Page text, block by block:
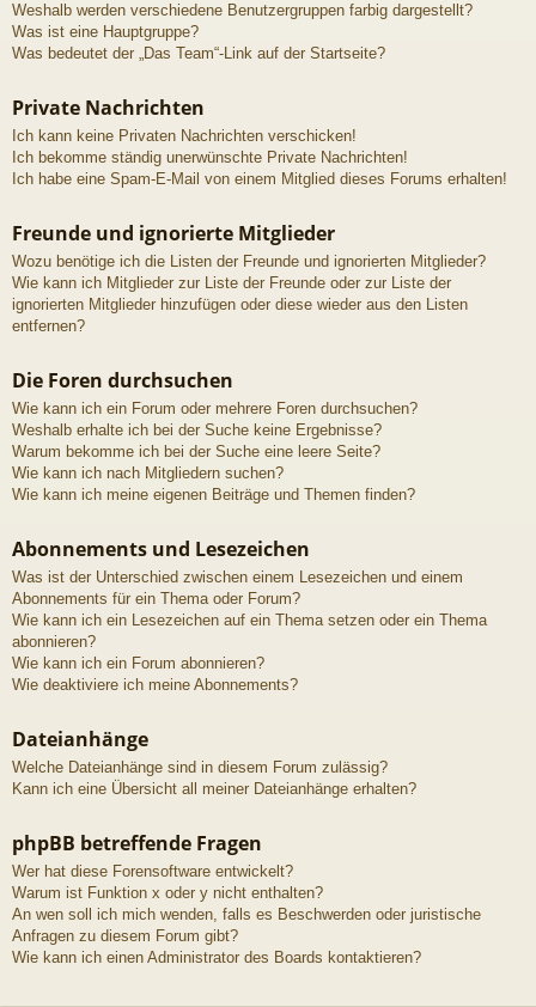
Weshalb werden verschiedene Benutzergruppen farbig dargestellt?
Was ist eine Hauptgruppe?
Was bedeutet der „Das Team“-Link auf der Startseite?
Private Nachrichten
Ich kann keine Privaten Nachrichten verschicken!
Ich bekomme ständig unerwünschte Private Nachrichten!
Ich habe eine Spam-E-Mail von einem Mitglied dieses Forums erhalten!
Freunde und ignorierte Mitglieder
Wozu benötige ich die Listen der Freunde und ignorierten Mitglieder?
Wie kann ich Mitglieder zur Liste der Freunde oder zur Liste der
ignorierten Mitglieder hinzufügen oder diese wieder aus den Listen
entfernen?
Die Foren durchsuchen
Wie kann ich ein Forum oder mehrere Foren durchsuchen?
Weshalb erhalte ich bei der Suche keine Ergebnisse?
Warum bekomme ich bei der Suche eine leere Seite?
Wie kann ich nach Mitgliedern suchen?
Wie kann ich meine eigenen Beiträge und Themen finden?
Abonnements und Lesezeichen
Was ist der Unterschied zwischen einem Lesezeichen und einem
Abonnements für ein Thema oder Forum?
Wie kann ich ein Lesezeichen auf ein Thema setzen oder ein Thema
abonnieren?
Wie kann ich ein Forum abonnieren?
Wie deaktiviere ich meine Abonnements?
Dateianhänge
Welche Dateianhänge sind in diesem Forum zulässig?
Kann ich eine Übersicht all meiner Dateianhänge erhalten?
phpBB betreffende Fragen
Wer hat diese Forensoftware entwickelt?
Warum ist Funktion x oder y nicht enthalten?
An wen soll ich mich wenden, falls es Beschwerden oder juristische
Anfragen zu diesem Forum gibt?
Wie kann ich einen Administrator des Boards kontaktieren?